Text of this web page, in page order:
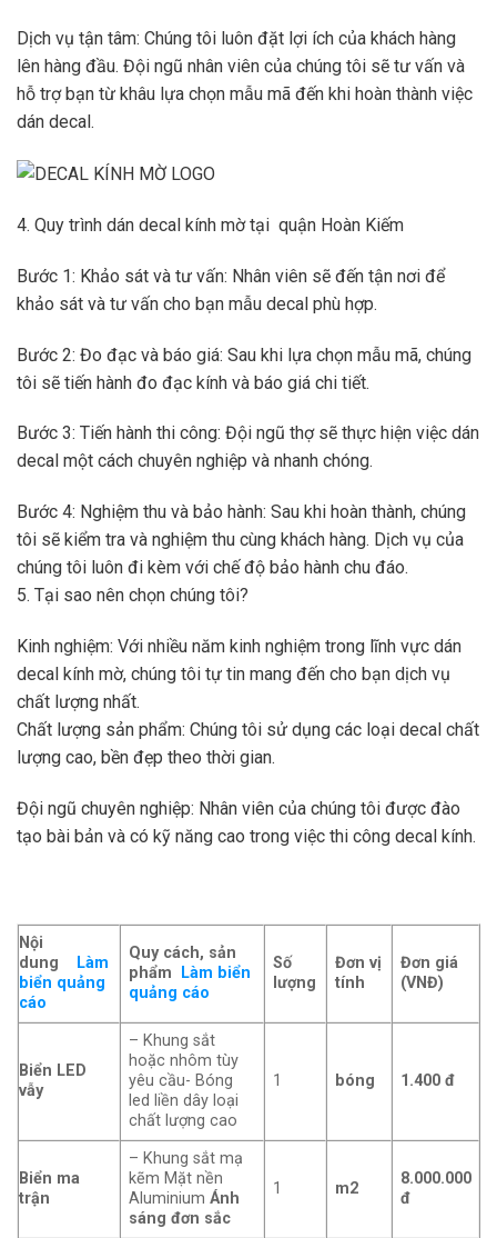
Dịch vụ tận tâm: Chúng tôi luôn đặt lợi ích của khách hàng
lên hàng đầu. Đội ngũ nhân viên của chúng tôi sẽ tư vấn và
hỗ trợ bạn từ khâu lựa chọn mẫu mã đến khi hoàn thành việc
dán decal.
4. Quy trình dán decal kính mờ tại quận Hoàn Kiếm
Bước 1: Khảo sát và tư vấn: Nhân viên sẽ đến tận nơi để
khảo sát và tư vấn cho bạn mẫu decal phù hợp.
Bước 2: Đo đạc và báo giá: Sau khi lựa chọn mẫu mã, chúng
tôi sẽ tiến hành đo đạc kính và báo giá chi tiết.
Bước 3: Tiến hành thi công: Đội ngũ thợ sẽ thực hiện việc dán
decal một cách chuyên nghiệp và nhanh chóng.
Bước 4: Nghiệm thu và bảo hành: Sau khi hoàn thành, chúng
tôi sẽ kiểm tra và nghiệm thu cùng khách hàng. Dịch vụ của
chúng tôi luôn đi kèm với chế độ bảo hành chu đáo.
5. Tại sao nên chọn chúng tôi?
Kinh nghiệm: Với nhiều năm kinh nghiệm trong lĩnh vực dán
decal kính mờ, chúng tôi tự tin mang đến cho bạn dịch vụ
chất lượng nhất.
Chất lượng sản phẩm: Chúng tôi sử dụng các loại decal chất
lượng cao, bền đẹp theo thời gian.
Đội ngũ chuyên nghiệp: Nhân viên của chúng tôi được đào
tạo bài bản và có kỹ năng cao trong việc thi công decal kính.
Nội
dung
Làm
biển quảng
cáo
Quy cách, sản
phẩm
Làm biển
quảng cáo
Số
lượng
Đơn vị
tính
Đơn giá
(VNĐ)
Biển LED
vẫy
– Khung sắt
hoặc nhôm tùy
yêu cầu- Bóng
led liền dây loại
chất lượng cao
1 bóng 1.400 đ
Biển ma
trận
– Khung sắt mạ
kẽm Mặt nền
AluminiumÁnh
sáng đơn sắc
1 m2
8.000.000
đ